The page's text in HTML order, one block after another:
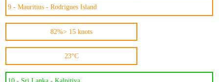
9 -Mauritius - Rodrigues Island
82%> 15 knots
23°C